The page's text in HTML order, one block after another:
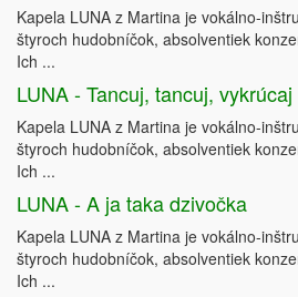
Kapela LUNA z Martina je vokálno-
štyroch hudobníčok, absolventiek
Ich ...
LUNA - Tancuj, tancuj, vykrúcaj
Kapela LUNA z Martina je vokálno-
štyroch hudobníčok, absolventiek
Ich ...
LUNA - A ja taka dzivočka
Kapela LUNA z Martina je vokálno-
štyroch hudobníčok, absolventiek
Ich ...